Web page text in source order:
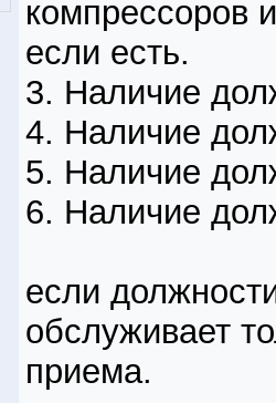
компрессоров
если есть.
3. Наличие
4. Наличие
5. Наличие
6. Наличие
если
обслуживает
приема.